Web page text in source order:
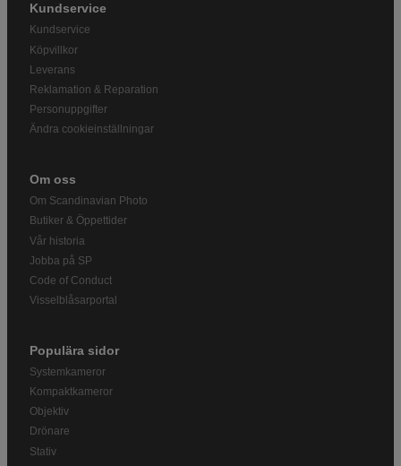
Kundservice
Kundservice
Köpvillkor
Leverans
Reklamation & Reparation
Personuppgifter
Ändra cookieinställningar
Om oss
Om Scandinavian Photo
Butiker & Öppettider
Vår historia
Jobba på SP
Code of Conduct
Visselblåsarportal
Populära sidor
Systemkameror
Kompaktkameror
Objektiv
Drönare
Stativ